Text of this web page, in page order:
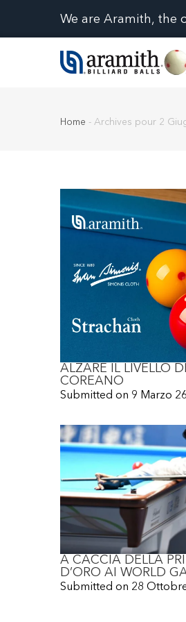
We are Aramith, the
Home - Archives pour 2
ALZARE IL LIVELLO
COREANO
Submitted on 9 Marzo 26
A CACCIA DELLA
D’ORO AI WORLD
Submitted on 28